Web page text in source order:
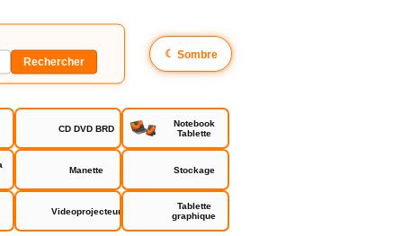
☾ Sombre
CD DVD BRD
Notebook
Tablette
Manette Stockage
Videoprojecteur
Tablette
graphique